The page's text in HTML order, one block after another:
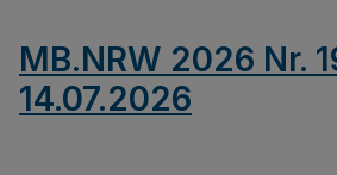
MB.NRW 2026 Nr.
14.07.2026